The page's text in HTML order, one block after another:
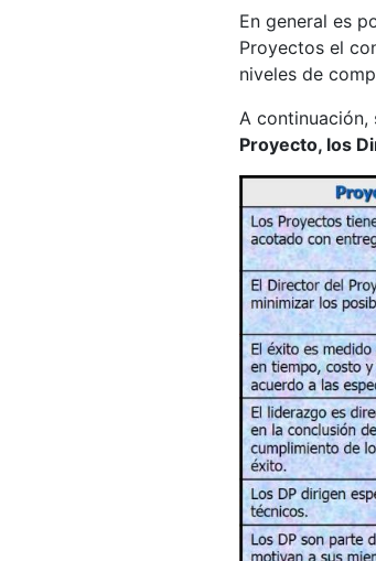
En general es
Proyectos el
niveles de
A continuación,
Proyecto, los